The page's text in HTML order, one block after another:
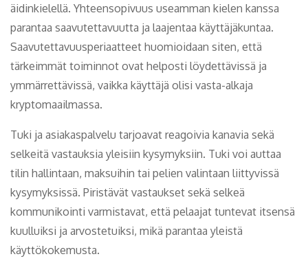
äidinkielellä. Yhteensopivuus useamman kielen kanssa
parantaa saavutettavuutta ja laajentaa käyttäjäkuntaa.
Saavutettavuusperiaatteet huomioidaan siten, että
tärkeimmät toiminnot ovat helposti löydettävissä ja
ymmärrettävissä, vaikka käyttäjä olisi vasta-alkaja
kryptomaailmassa.
Tuki ja asiakaspalvelu tarjoavat reagoivia kanavia sekä
selkeitä vastauksia yleisiin kysymyksiin. Tuki voi auttaa
tilin hallintaan, maksuihin tai pelien valintaan liittyvissä
kysymyksissä. Piristävät vastaukset sekä selkeä
kommunikointi varmistavat, että pelaajat tuntevat itsensä
kuulluiksi ja arvostetuiksi, mikä parantaa yleistä
käyttökokemusta.